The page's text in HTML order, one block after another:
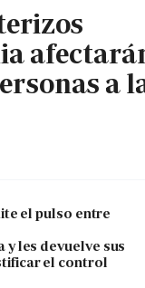
a
el pulso entre
les devuelve sus
el control